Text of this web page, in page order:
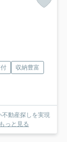
収納豊富
不動産探しを実現
もっと見る